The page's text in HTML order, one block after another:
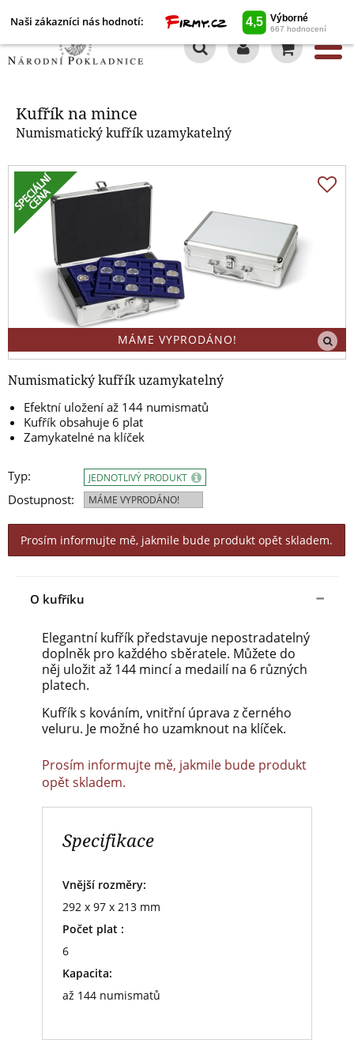
Naši zákazníci nás hodnotí:
Kufřík na mince
Numismatický kufřík uzamykatelný
MÁME VYPRODÁNO!
Numismatický kufřík uzamykatelný
Efektní uložení až 144 numismatů
Kufřík obsahuje 6 plat
Zamykatelné na klíček
Typ:
Dostupnost:
JEDNOTLIVÝ PRODUKT
MÁME VYPRODÁNO!
Prosím informujte mě, jakmile bude produkt opět skladem.
O kufříku
Elegantní kufřík představuje nepostradatelný
doplněk pro každého sběratele. Můžete do
něj uložit až 144 mincí a medailí na 6 různých
platech.
Kufřík s kováním, vnitřní úprava z černého
veluru. Je možné ho uzamknout na klíček.
Prosím informujte mě, jakmile bude produkt
opět skladem.
Specifikace
Vnější rozměry:
292 x 97 x 213 mm
Počet plat :
6
Kapacita:
až 144 numismatů
Kufřík na mince